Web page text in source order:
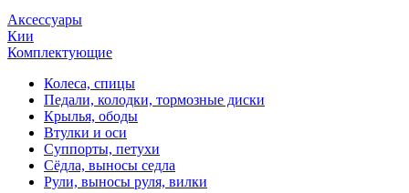
Аксессуары
Кии
Комплектующие
Колеса, спицы
Педали, колодки, тормозные диски
Крылья, ободы
Втулки и оси
Суппорты, петухи
Сёдла, выносы седла
Рули, выносы руля, вилки